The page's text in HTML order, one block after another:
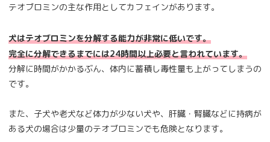
テオブロミンの主な作用としてカフェインがあります。
犬はテオブロミンを分解する能力が非常に低いです。
完全に分解できるまでには24時間以上必要と言われています。
分解に時間がかかるぶん、体内に蓄積し毒性量も上がってしまうの
です。
また、子犬や老犬など体力が少ない犬や、肝臓・腎臓などに持病が
ある犬の場合は少量のテオブロミンでも危険となります。